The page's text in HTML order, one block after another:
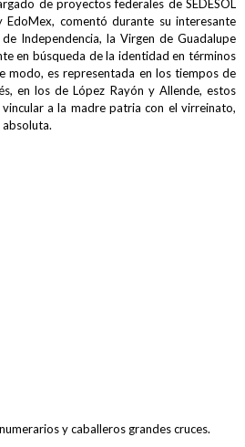
de proyectos federales de SEDESOL
comentó durante su interesante
Independencia, la Virgen de Guadalupe
en búsqueda de la identidad en términos
modo, es representada en los tiempos de
en los de López Rayón y Allende, estos
a la madre patria con el virreinato,
y caballeros grandes cruces.